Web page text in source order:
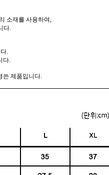
소재를 사용하여,
다.
.
다.
쓴 제품입니다.